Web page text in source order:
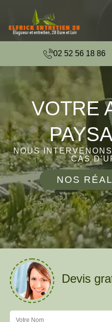
02 52 56 18 86
VOTRE
NOUS
CAS
NOS
Devis